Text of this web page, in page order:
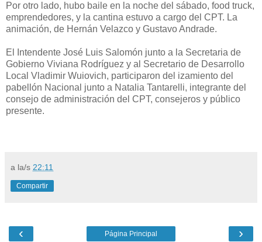
Por otro lado, hubo baile en la noche del sábado, food truck,
emprendedores, y la cantina estuvo a cargo del CPT. La
animación, de Hernán Velazco y Gustavo Andrade.
El Intendente José Luis Salomón junto a la Secretaria de
Gobierno Viviana Rodríguez y al Secretario de Desarrollo
Local Vladimir Wuiovich, participaron del izamiento del
pabellón Nacional junto a Natalia Tantarelli, integrante del
consejo de administración del CPT, consejeros y público
presente.
a la/s 22:11
Compartir
‹ ›
Página Principal